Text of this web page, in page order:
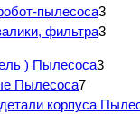
пылесоса3
фильтра3
) Пылесоса3
Пылесоса7
корпуса